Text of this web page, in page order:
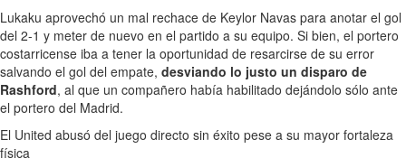
Lukaku aprovechó un mal rechace de Keylor Navas para anotar el gol
del 2-1 y meter de nuevo en el partido a su equipo. Si bien, el portero
costarricense iba a tener la oportunidad de resarcirse de su error
salvando el gol del empate, desviando lo justo un disparo de
Rashford, al que un compañero había habilitado dejándolo sólo ante
el portero del Madrid.
El United abusó del juego directo sin éxito pese a su mayor fortaleza
física